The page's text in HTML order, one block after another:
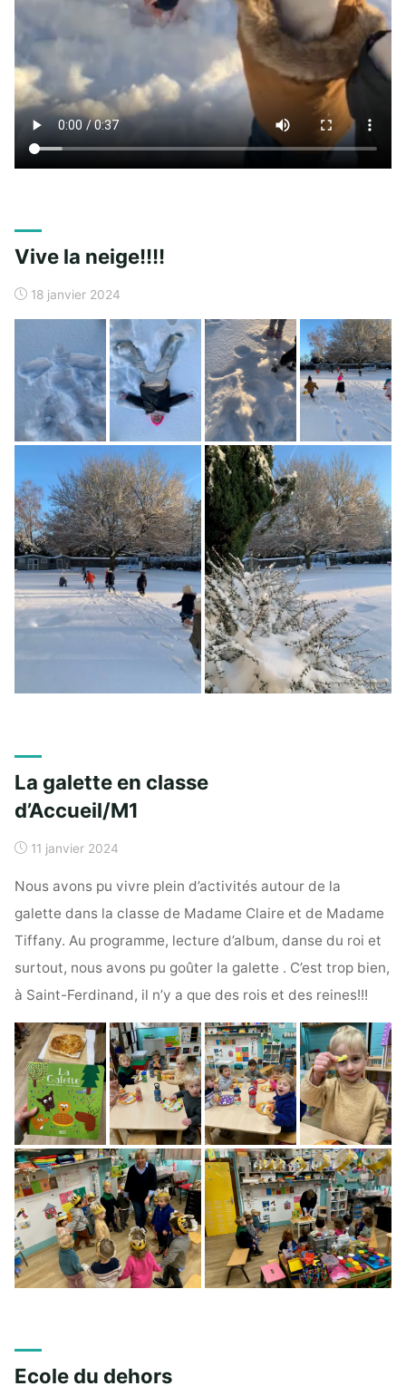
Vive la neige!!!!
18 janvier 2024
La galette en classe
d’Accueil/M1
11 janvier 2024
Nous avons pu vivre plein d’activités autour de la
galette dans la classe de Madame Claire et de Madame
Tiffany. Au programme, lecture d’album, danse du roi et
surtout, nous avons pu goûter la galette . C’est trop bien,
à Saint-Ferdinand, il n’y a que des rois et des reines!!!
Ecole du dehors